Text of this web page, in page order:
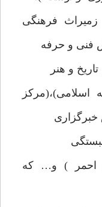
فرهنگی
فنی و حرفه
و هنر
اسلامی)،(مرکز
خبرگزاری
احمر ) و… که